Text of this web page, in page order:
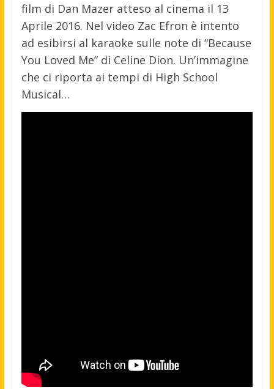
film di Dan Mazer atteso al cinema il 13
Aprile 2016. Nel video Zac Efron è intento
ad esibirsi al karaoke sulle note di “Because
You Loved Me” di Celine Dion. Un’immagine
che ci riporta ai tempi di High School
Musical…